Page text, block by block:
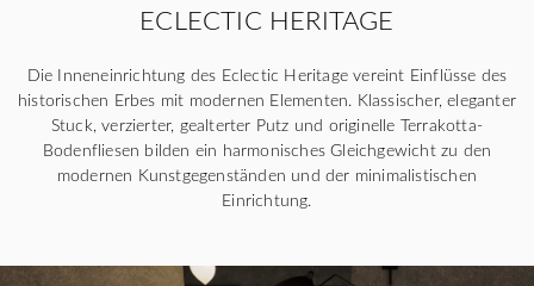
ECLECTIC HERITAGE
Die Inneneinrichtung des Eclectic Heritage vereint Einflüsse des
historischen Erbes mit modernen Elementen. Klassischer, eleganter
Stuck, verzierter, gealterter Putz und originelle Terrakotta-
Bodenfliesen bilden ein harmonisches Gleichgewicht zu den
modernen Kunstgegenständen und der minimalistischen
Einrichtung.